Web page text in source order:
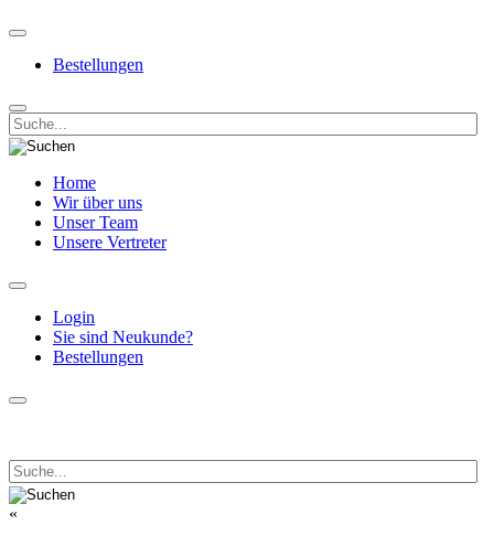
Bestellungen
Home
Wir über uns
Unser Team
Unsere Vertreter
Login
Sie sind Neukunde?
Bestellungen
«